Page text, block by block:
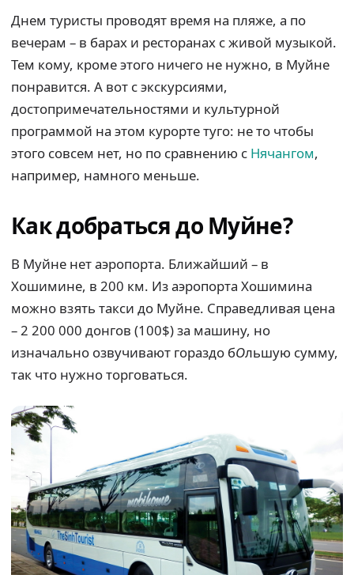
Днем туристы проводят время на пляже, а по
вечерам – в барах и ресторанах с живой музыкой.
Тем кому, кроме этого ничего не нужно, в Муйне
понравится. А вот с экскурсиями,
достопримечательностями и культурной
программой на этом курорте туго: не то чтобы
этого совсем нет, но по сравнению с Нячангом,
например, намного меньше.
Как добраться до Муйне?
В Муйне нет аэропорта. Ближайший – в
Хошимине, в 200 км. Из аэропорта Хошимина
можно взять такси до Муйне. Справедливая цена
– 2 200 000 донгов (100$) за машину, но
изначально озвучивают гораздо бОльшую сумму,
так что нужно торговаться.